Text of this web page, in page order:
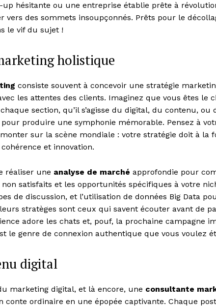
hésitante ou une entreprise établie prête à
vers des sommets insoupçonnés. Prêts pour le
le vif du sujet !
holistique
consiste souvent à concevoir une stratégie
les attentes des clients. Imaginez que vous êtes le
section, qu’il s’agisse du digital, du contenu, ou
produire une symphonie mémorable. Pensez à
sur la scène mondiale : votre stratégie doit à la
et innovation.
réaliser une analyse de marché approfondie pour
satisfaits et les opportunités spécifiques à votre
de discussion, et l’utilisation de données Big Data
stratèges sont ceux qui savent écouter avant de
adore les chats et, pouf, la prochaine campagne
le genre de connexion authentique que vous voulez
digital
marketing digital, et là encore, une consultante
ordinaire en une épopée captivante. Chaque